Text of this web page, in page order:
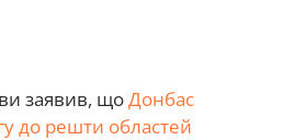
заявив, щоДонбас
до решти областей